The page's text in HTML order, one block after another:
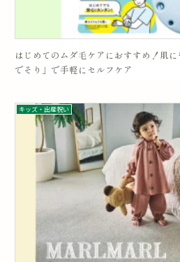
はじめてのムダ毛ケアにおすすめ！肌
でそり」で手軽にセルフケア
キッズ・出産祝い